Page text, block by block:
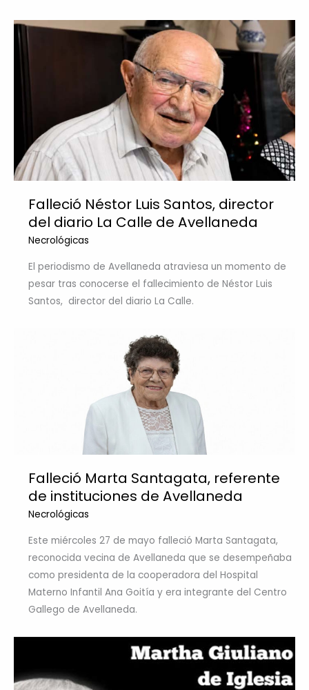
Falleció Néstor Luis Santos, director
del diario La Calle de Avellaneda
Necrológicas
El periodismo de Avellaneda atraviesa un momento de
pesar tras conocerse el fallecimiento de Néstor Luis
Santos, director del diario La Calle.
Falleció Marta Santagata, referente
de instituciones de Avellaneda
Necrológicas
Este miércoles 27 de mayo falleció Marta Santagata,
reconocida vecina de Avellaneda que se desempeñaba
como presidenta de la cooperadora del Hospital
Materno Infantil Ana Goitía y era integrante del Centro
Gallego de Avellaneda.